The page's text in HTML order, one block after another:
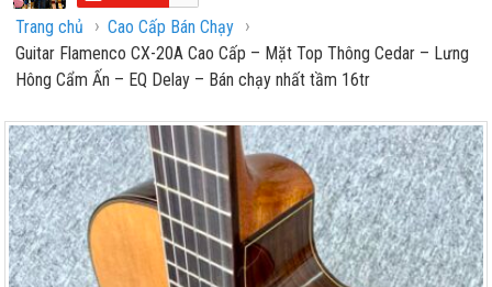
Trang chủ › Cao Cấp Bán Chạy ›
Guitar Flamenco CX-20A Cao Cấp – Mặt Top Thông Cedar – Lưng
Hông Cẩm Ấn – EQ Delay – Bán chạy nhất tầm 16tr